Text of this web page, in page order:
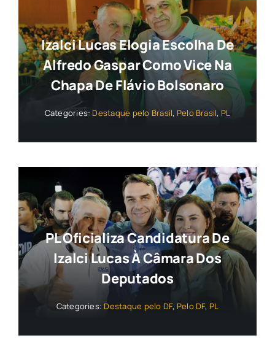
Izalci Lucas Elogia Escolha De
Alfredo Gaspar Como Vice Na
Chapa De Flávio Bolsonaro
Categories: Destaque pelo Brasil, Pelo Brasil, PL
PL Oficializa Candidatura De
Izalci Lucas À Câmara Dos
Deputados
Categories: Destaque pelo DF, Pelo DF, PL